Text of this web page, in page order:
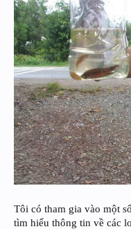
Tôi có tham gia vào một
tìm hiểu thông tin về các